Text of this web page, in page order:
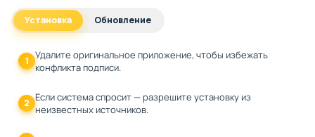
Установка Обновление
1 Удалите оригинальное приложение, чтобы избежать
конфликта подписи.
2 Если система спросит — разрешите установку из
неизвестных источников.